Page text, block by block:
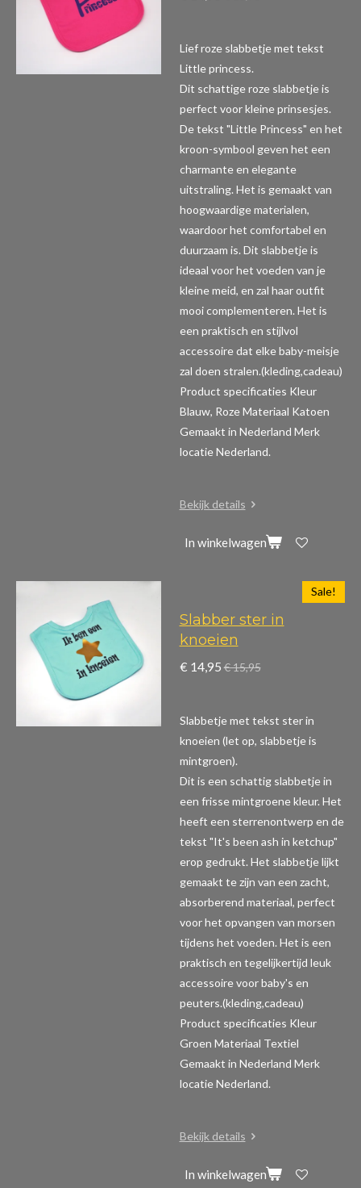
Lief roze slabbetje met tekst
Little princess.
Dit schattige roze slabbetje is
perfect voor kleine prinsesjes.
De tekst "Little Princess" en het
kroon-symbool geven het een
charmante en elegante
uitstraling. Het is gemaakt van
hoogwaardige materialen,
waardoor het comfortabel en
duurzaam is. Dit slabbetje is
ideaal voor het voeden van je
kleine meid, en zal haar outfit
mooi complementeren. Het is
een praktisch en stijlvol
accessoire dat elke baby-meisje
zal doen stralen.(kleding,cadeau)
Product specificaties Kleur
Blauw, Roze Materiaal Katoen
Gemaakt in Nederland Merk
locatie Nederland.
Bekijk details
In winkelwagen
Sale!
Slabber ster in
knoeien
€ 14,95 € 15,95
Slabbetje met tekst ster in
knoeien (let op, slabbetje is
mintgroen).
Dit is een schattig slabbetje in
een frisse mintgroene kleur. Het
heeft een sterrenontwerp en de
tekst "It's been ash in ketchup"
erop gedrukt. Het slabbetje lijkt
gemaakt te zijn van een zacht,
absorberend materiaal, perfect
voor het opvangen van morsen
tijdens het voeden. Het is een
praktisch en tegelijkertijd leuk
accessoire voor baby's en
peuters.(kleding,cadeau)
Product specificaties Kleur
Groen Materiaal Textiel
Gemaakt in Nederland Merk
locatie Nederland.
Bekijk details
In winkelwagen